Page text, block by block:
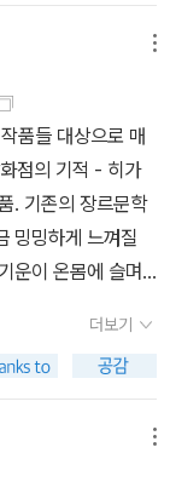
하지는 않지만.스
있는 책인데 지금
해야할 것만 같
은데 - 굿즈뿐만
을 만들어 주고 있
뜩 쌓아놓고 있는
이 주고 있어서 손
큼. 항상 쓰던 것
때마다 먼저 떠
지 했던 기억뿐 다
서적은 안본지 오
구요, 신간마실 보
컨피덴셜 제임
분권으로 나왔던
, 한 권 묵직하게
이 재미있다로 시
하는 전
던 클래식 걸작들
시리즈의 첫 작
스 엘로이의 <L.A.
들러와 대실 해밋
비평적, 대중적 인
어려웠다. 이에
번역, 새로운 디
작품으로 자신 있
품들 대상으로 매
점의 기적 - 히가
. 기존의 장르문학
밍밍하게 느껴질
운이 온몸에 슬며
체의 재미도 좋은
깊이 다가왔는지
출간했다고 생각합
역시 히가시노
기들이 쏟아져 나
더보기